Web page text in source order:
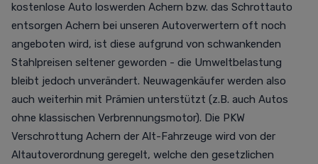
kostenlose Auto loswerden Achern bzw. das Schrottauto
entsorgen Achern bei unseren Autoverwertern oft noch
angeboten wird, ist diese aufgrund von schwankenden
Stahlpreisen seltener geworden - die Umweltbelastung
bleibt jedoch unverändert. Neuwagenkäufer werden also
auch weiterhin mit Prämien unterstützt (z.B. auch Autos
ohne klassischen Verbrennungsmotor). Die PKW
Verschrottung Achern der Alt-Fahrzeuge wird von der
Altautoverordnung geregelt, welche den gesetzlichen